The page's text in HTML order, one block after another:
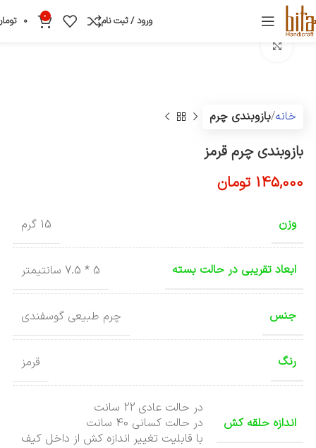
ورود / ثبت نام 0
0
خانه بازوبندی چرم
بازوبندی چرم قرمز
145,000 تومان
وزن 15 گرم
ابعاد تقریبی در حالت بسته 5 * 7.5 سانتیمتر
جنس چرم طبیعی گوسفندی
رنگ قرمز
اندازه حلقه کش
در حالت عادی 22 سانت
در حالت کسانی 40 سانت
با قابلیت تغییر اندازه کش از داخل کیف